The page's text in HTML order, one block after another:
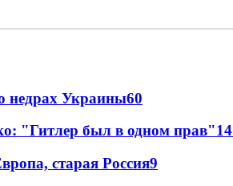
недрах Украины60
"Гитлер был в одном прав"14
старая Россия9